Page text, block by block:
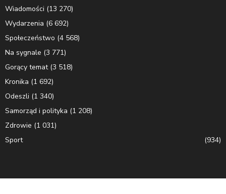
Wiadomości (13 270)
Wydarzenia (6 692)
Społeczeństwo (4 568)
Na sygnale (3 771)
Gorący temat(3 518)
Kronika (1 692)
Odeszli (1 340)
Samorząd i polityka (1 208)
Zdrowie (1 031)
Sport
(934)